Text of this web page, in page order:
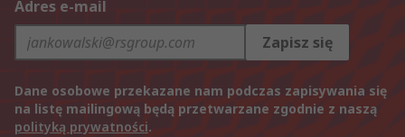
Adres e-mail
Zapisz się
Dane osobowe przekazane nam podczas zapisywania się
na listę mailingową będą przetwarzane zgodnie z naszą
polityką prywatności.